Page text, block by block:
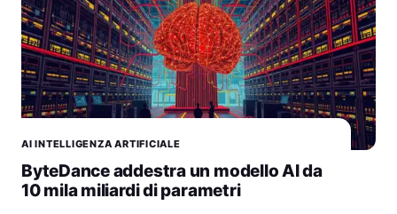
AI INTELLIGENZA ARTIFICIALE
ByteDance addestra un modello AI da
10 mila miliardi di parametri